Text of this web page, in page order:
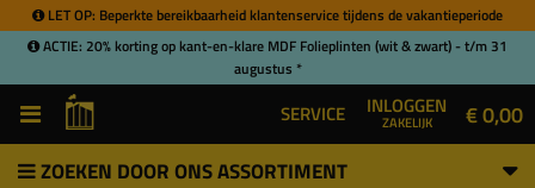
LET OP: Beperkte bereikbaarheid klantenservice tijdens de vakantieperiode
ACTIE: 20% korting op kant-en-klare MDF Folieplinten (wit & zwart) - t/m 31
augustus *
SERVICE INLOGGEN
ZAKELIJK € 0,00
ZOEKEN DOOR ONS ASSORTIMENT